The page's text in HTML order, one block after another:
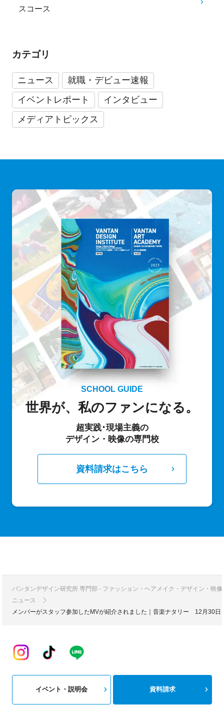
スコース
カテゴリ
ニュース
就職・デビュー速報
イベントレポート
インタビュー
メディアトピックス
SCHOOL GUIDE
世界が、私のファンになる。
超実践･現場主義の
デザイン・映像の専門校
資料請求はこちら
バンタンデザイン研究所 専門部 - ファッション・ヘアメイク・デザイン・映
ニュース
メンバーがスタッフ参加したMVが紹介されました｜音楽ナタリー 12月30
イベント・説明会 資料請求